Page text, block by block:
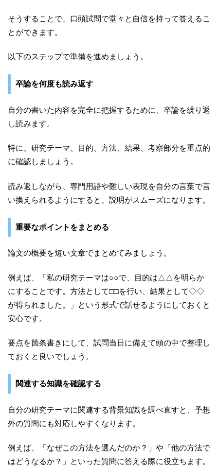
そうすることで、口頭試問で堂々と自信を持って答えるこ
とができます。
以下のステップで準備を進めましょう。
卒論を何度も読み返す
自分の書いた内容を完全に把握するために、卒論を繰り返
し読みます。
特に、研究テーマ、目的、方法、結果、考察部分を重点的
に確認しましょう。
読み返しながら、専門用語や難しい表現を自分の言葉で言
い換えられるようにすると、説明がスムーズになります。
重要なポイントをまとめる
論文の概要を短い文章でまとめてみましょう。
例えば、「私の研究テーマは○○で、目的は△△を明らか
にすることです。方法として□□を行い、結果として◇◇
が得られました。」という形式で話せるようにしておくと
安心です。
要点を箇条書きにして、試問当日に備えて頭の中で整理し
ておくと良いでしょう。
関連する知識を確認する
自分の研究テーマに関連する背景知識を調べ直すと、予想
外の質問にも対応しやすくなります。
例えば、「なぜこの方法を選んだのか？」や「他の方法で
はどうなるか？」といった質問に答える際に役立ちます。